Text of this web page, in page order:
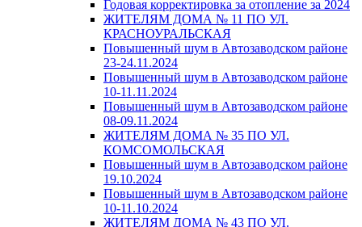
Годовая корректировка за отопление за 2024
ЖИТЕЛЯМ ДОМА № 11 ПО УЛ.
КРАСНОУРАЛЬСКАЯ
Повышенный шум в Автозаводском районе
23-24.11.2024
Повышенный шум в Автозаводском районе
10-11.11.2024
Повышенный шум в Автозаводском районе
08-09.11.2024
ЖИТЕЛЯМ ДОМА № 35 ПО УЛ.
КОМСОМОЛЬСКАЯ
Повышенный шум в Автозаводском районе
19.10.2024
Повышенный шум в Автозаводском районе
10-11.10.2024
ЖИТЕЛЯМ ДОМА № 43 ПО УЛ.